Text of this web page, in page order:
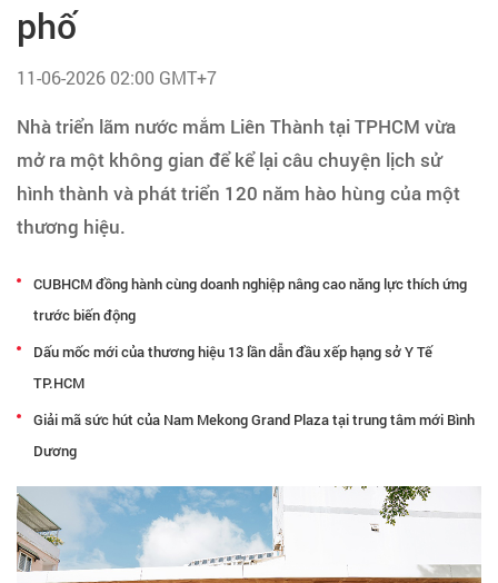
Tạo hồ sơ
Cẩm nang việc làm
Bạn cần tuyển người
Nhà tuyển dụng
phố
11-06-2026 02:00 GMT+7
Nhà triển lãm nước mắm Liên Thành tại TPHCM vừa
mở ra một không gian để kể lại câu chuyện lịch sử
hình thành và phát triển 120 năm hào hùng của một
thương hiệu.
CUBHCM đồng hành cùng doanh nghiệp nâng cao năng lực thích ứng
trước biến động
Dấu mốc mới của thương hiệu 13 lần dẫn đầu xếp hạng sở Y Tế
TP.HCM
Giải mã sức hút của Nam Mekong Grand Plaza tại trung tâm mới Bình
Dương